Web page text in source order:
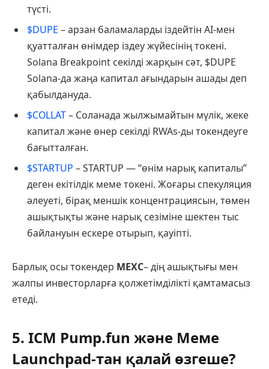
түсті.
$DUPE – арзан баламаларды іздейтін AI-мен
қуатталған өнімдер іздеу жүйесінің токені.
Solana Breakpoint секілді жарқын сәт, $DUPE
Solana-да жаңа капитал ағындарын ашады деп
қабылдануда.
$COLLAT– Соланада жылжымайтын мүлік, жеке
капитал және өнер секілді RWAs-ды токендеуге
бағытталған.
$STARTUP – STARTUP — “өнім нарық капиталы”
деген екітілдік меме токені. Жоғары спекуляция
әлеуеті, бірақ меншік концентрациясын, төмен
ашықтықты және нарық сезіміне шектен тыс
байлануын ескере отырып, қауіпті.
Барлық осы токендер MEXC– дің ашықтығы мен
жалпы инвесторларға қолжетімділікті қамтамасыз
етеді.
5. ICM Pump.fun және Меме
Launchpad-тан қалай өзгеше?